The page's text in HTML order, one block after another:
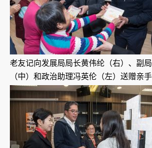
老友记向发展局局长黄伟纶（右）、副
（中）和政治助理冯英伦（左）送赠亲